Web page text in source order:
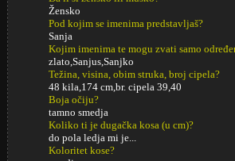
Žensko
Pod kojim se imenima predstavljaš?
Sanja
Kojim imenima te mogu zvati samo
zlato,Sanjus,Sanjko
Težina, visina, obim struka, broj cipela?
48 kila,174 cm,br. cipela 39,40
Boja očiju?
tamno smedja
Koliko ti je dugačka kosa (u cm)?
do pola ledja mi je...
Koloritet kose?